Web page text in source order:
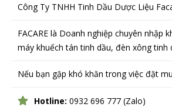
Công Ty TNHH Tinh Dầu Dược Liệu
FACARE là Doanh nghiệp chuyên
máy khuếch tán tinh dầu, đèn xông
Nếu bạn gặp khó khăn trong việc đặt
Hotline: 0932 696 777 (Zalo)